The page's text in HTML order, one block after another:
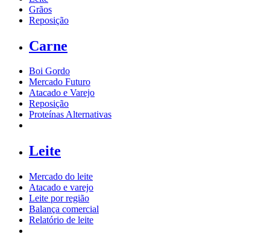
Grãos
Reposição
Carne
Boi Gordo
Mercado Futuro
Atacado e Varejo
Reposição
Proteínas Alternativas
Leite
Mercado do leite
Atacado e varejo
Leite por região
Balança comercial
Relatório de leite